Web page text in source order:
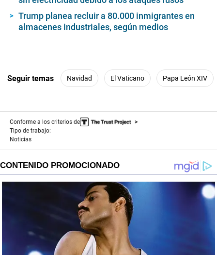
Trump planea recluir a 80.000 inmigrantes en
almacenes industriales, según medios
Seguir temas Navidad El Vaticano Papa León XIV
Conforme a los criterios de
Tipo de trabajo:
Noticias